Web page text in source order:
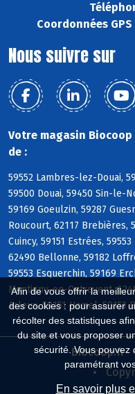
Afin de vous offrir la
des cookies : pour assurer
récolter des statistiques
du site et vous proposer
sécurité. Vous pouvez
paramétrant
En savoir plus
Coordonnées GPS
Nous suivre sur
Votre magasin Biocoop
de :
59552 Lambres-lez-Douai,
59500 Douai, 59450 Sin-le-
59169 Goeulzin, 59287
Roucourt, 62117 Brebières,
Cuincy, 59151 Estrées,
62490 Bellonne, 59182
59553 Esquerchin, 59169
Montigny-en-Ostrevent,
Arleux, 59151 Hamel, 59151
Biocoop.fr